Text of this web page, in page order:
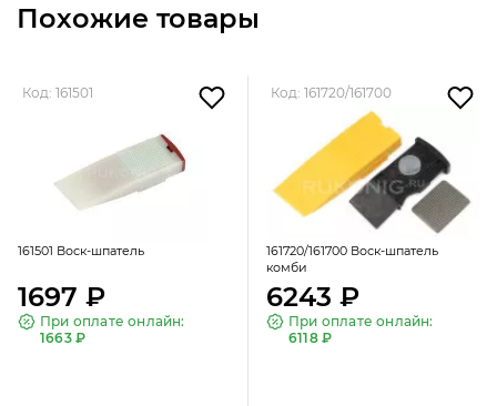
Похожие товары
Код: 161501
161501 Воск-шпатель
1697 ₽
При оплате онлайн:
1663 ₽
Код: 161720/161700
161720/161700 Воск-шпатель
комби
6243 ₽
При оплате онлайн:
6118 ₽